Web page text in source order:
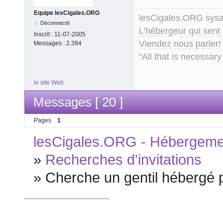
Equipe lesCigales.ORG
Déconnecté
Inscrit : 11-07-2005
Messages : 2.394
lesCigales.ORG
L'hébergeur qui
Viendez nous parler!
"All that is
le site Web
Messages [ 20 ]
Pages 1
lesCigales.ORG -
» Recherches d'invitations
» Cherche un gentil hébergé